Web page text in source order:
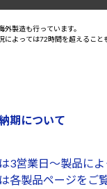
製造も行っています。
よっては72時間を超えること
期について
3営業日～製品に
各製品ページをご